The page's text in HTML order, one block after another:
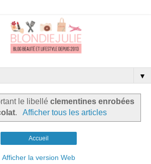
▼
le libellé clementines enrobées
. Afficher tous les articles
Accueil
Afficher la version Web